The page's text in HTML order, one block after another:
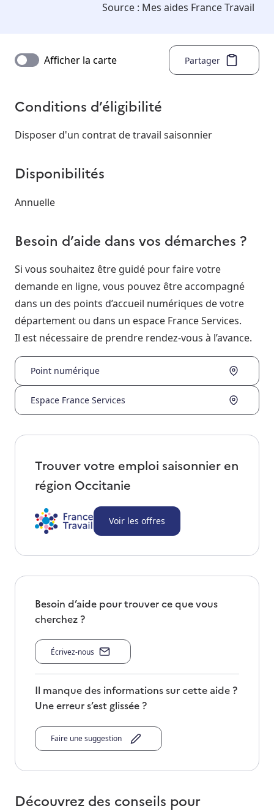
Source : Mes aides France Travail
Afficher la carte Partager
Conditions d’éligibilité
Disposer d'un contrat de travail saisonnier
Disponibilités
Annuelle
Besoin d’aide dans vos démarches ?
Si vous souhaitez être guidé pour faire votre
demande en ligne, vous pouvez être accompagné
dans un des points d’accueil numériques de votre
département ou dans un espace France Services.
Il est nécessaire de prendre rendez-vous à l’avance.
Point numérique
Espace France Services
Trouver votre emploi saisonnier en
région Occitanie
Voir les offres
Besoin d’aide pour trouver ce que vous
cherchez ?
Écrivez-nous
Il manque des informations sur cette aide ?
Une erreur s’est glissée ?
Faire une suggestion
Découvrez des conseils pour